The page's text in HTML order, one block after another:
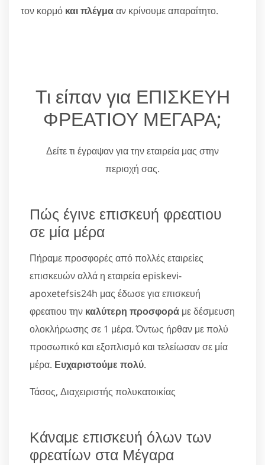
τον κορμό και πλέγμααν κρίνουμε απαραίτητο.
Τι είπαν για ΕΠΙΣΚΕΥΗ
ΦΡΕΑΤΙΟΥ ΜΕΓΑΡΑ;
Δείτε τι έγραψαν για την εταιρεία μας στην
περιοχή σας.
Πώς έγινε επισκευή φρεατιου
σε μία μέρα
Πήραμε προσφορές από πολλές εταιρείες
επισκευών αλλά η εταιρεία episkevi-
apoxetefsis24h μας έδωσε για επισκευή
φρεατιου την καλύτερη προσφορά με δέσμευση
ολοκλήρωσης σε 1 μέρα. Όντως ήρθαν με πολύ
προσωπικό και εξοπλισμό και τελείωσαν σε μία
μέρα. Ευχαριστούμε πολύ.
Τάσος, Διαχειριστής πολυκατοικίας
Κάναμε επισκευή όλων των
φρεατίων στα Μέγαρα